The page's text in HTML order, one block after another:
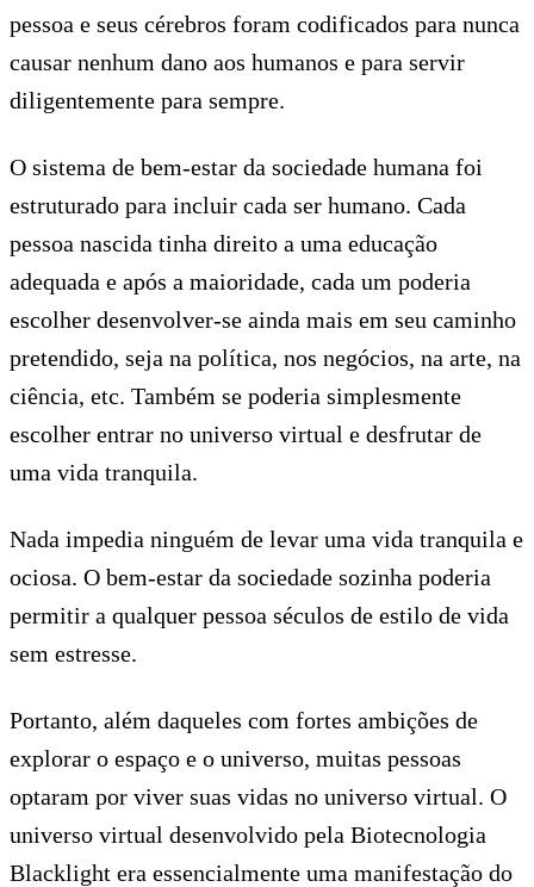
pessoa e seus cérebros foram codificados para nunca
causar nenhum dano aos humanos e para servir
diligentemente para sempre.
O sistema de bem-estar da sociedade humana foi
estruturado para incluir cada ser humano. Cada
pessoa nascida tinha direito a uma educação
adequada e após a maioridade, cada um poderia
escolher desenvolver-se ainda mais em seu caminho
pretendido, seja na política, nos negócios, na arte, na
ciência, etc. Também se poderia simplesmente
escolher entrar no universo virtual e desfrutar de
uma vida tranquila.
Nada impedia ninguém de levar uma vida tranquila e
ociosa. O bem-estar da sociedade sozinha poderia
permitir a qualquer pessoa séculos de estilo de vida
sem estresse.
Portanto, além daqueles com fortes ambições de
explorar o espaço e o universo, muitas pessoas
optaram por viver suas vidas no universo virtual. O
universo virtual desenvolvido pela Biotecnologia
Blacklight era essencialmente uma manifestação do